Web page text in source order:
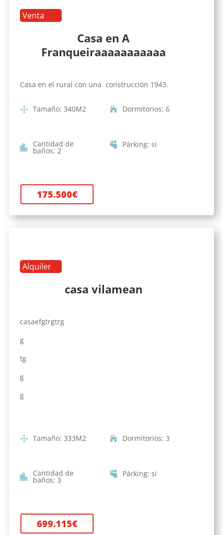
Venta
Casa en A
Franqueiraaaaaaaaaaa
Casa en el rural con una construcción 1943.
Tamaño: 340M2 Dormitorios: 6
Cantidad de
baños: 2
Párking: si
175.500€
Alquiler
casa vilamean
casaefgtrgtrg
g
tg
g
g
Tamaño: 333M2 Dormitorios: 3
Cantidad de
baños: 3
Párking: si
699.115€